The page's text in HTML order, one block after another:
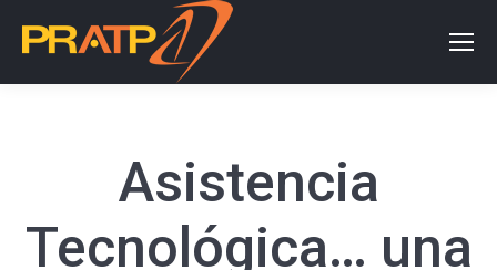
Asistencia
Tecnológica… una